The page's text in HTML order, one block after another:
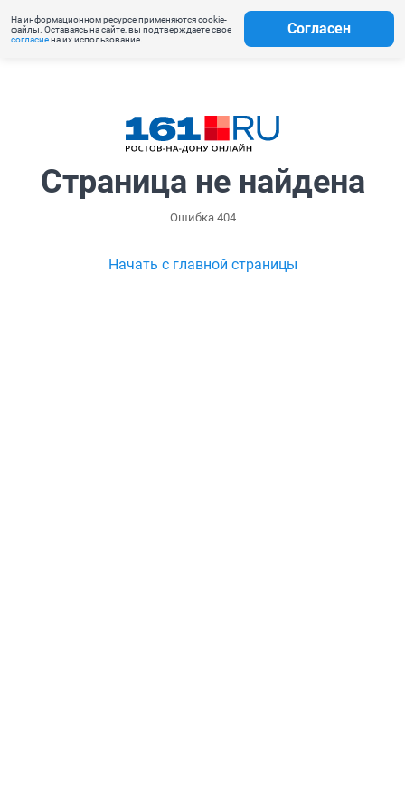
На информационном ресурсе применяются cookie-
файлы. Оставаясь на сайте, вы подтверждаете свое
согласиена их использование.
Согласен
Страница не найдена
Ошибка 404
Начать с главной страницы